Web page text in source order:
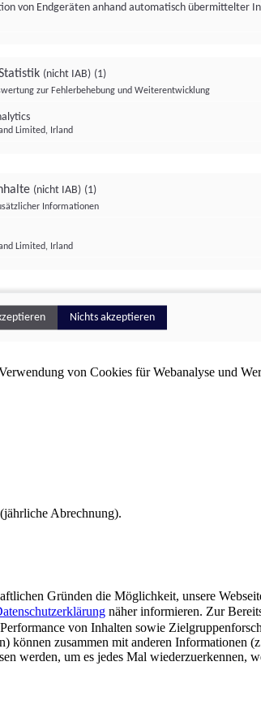
von Cookies für Webanalyse und
Abrechnung).
Gründen die Möglichkeit, unsere
näher informieren. Zur
von Inhalten sowie
können zusammen mit anderen
werden, um es jedes Mal
von Endgeräten anhand automatisch übermittelter
(nicht IAB) (1)
zur Fehlerbehebung und Weiterentwicklung
Limited, Irland
(nicht IAB) (1)
Informationen
Limited, Irland
Nichts akzeptieren